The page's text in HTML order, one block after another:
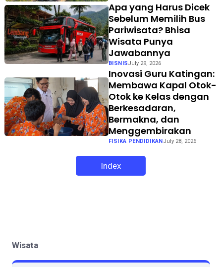
Apa yang Harus Dicek
Sebelum Memilih Bus
Pariwisata? Bhisa
Wisata Punya
Jawabannya
BISNISJuly 29, 2026
Inovasi Guru Katingan:
Membawa Kapal Otok-
Otok ke Kelas dengan
Berkesadaran,
Bermakna, dan
Menggembirakan
FISIKA PENDIDIKANJuly 28, 2026
Index
Wisata